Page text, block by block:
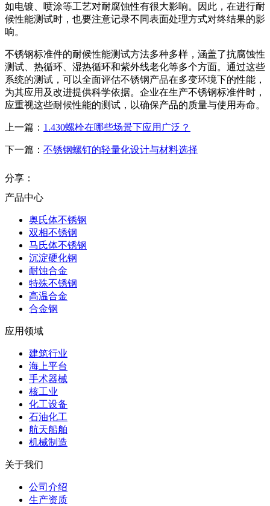
如电镀、喷涂等工艺对耐腐蚀性有很大影响。因此，在进行耐
候性能测试时，也要注意记录不同表面处理方式对终结果的影
响。
不锈钢标准件的耐候性能测试方法多种多样，涵盖了抗腐蚀性
测试、热循环、湿热循环和紫外线老化等多个方面。通过这些
系统的测试，可以全面评估不锈钢产品在多变环境下的性能，
为其应用及改进提供科学依据。企业在生产不锈钢标准件时，
应重视这些耐候性能的测试，以确保产品的质量与使用寿命。
上一篇： 1.430螺栓在哪些场景下应用广泛？
下一篇： 不锈钢螺钉的轻量化设计与材料选择
分享：
产品中心
奥氏体不锈钢
双相不锈钢
马氏体不锈钢
沉淀硬化钢
耐蚀合金
特殊不锈钢
高温合金
合金钢
应用领域
建筑行业
海上平台
手术器械
核工业
化工设备
石油化工
航天船舶
机械制造
关于我们
公司介绍
生产资质